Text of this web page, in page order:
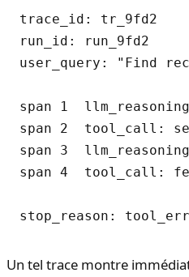
trace_id: tr_9fd2
run_id: run_9fd2
user_query: "Find
span 1
span 2  tool_call:
span 3
span 4  tool_call:
Un tel trace montre